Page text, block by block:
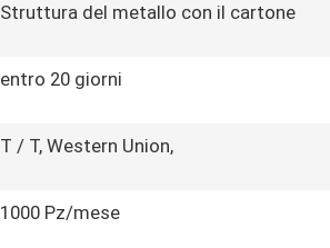
Struttura del metallo con il cartone
entro 20 giorni
T / T, Western Union,
1000 Pz/mese